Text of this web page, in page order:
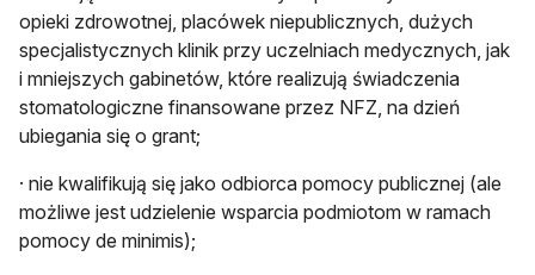
opieki zdrowotnej, placówek niepublicznych, dużych
specjalistycznych klinik przy uczelniach medycznych, jak
i mniejszych gabinetów, które realizują świadczenia
stomatologiczne finansowane przez NFZ, na dzień
ubiegania się o grant;
· nie kwalifikują się jako odbiorca pomocy publicznej (ale
możliwe jest udzielenie wsparcia podmiotom w ramach
pomocy de minimis);